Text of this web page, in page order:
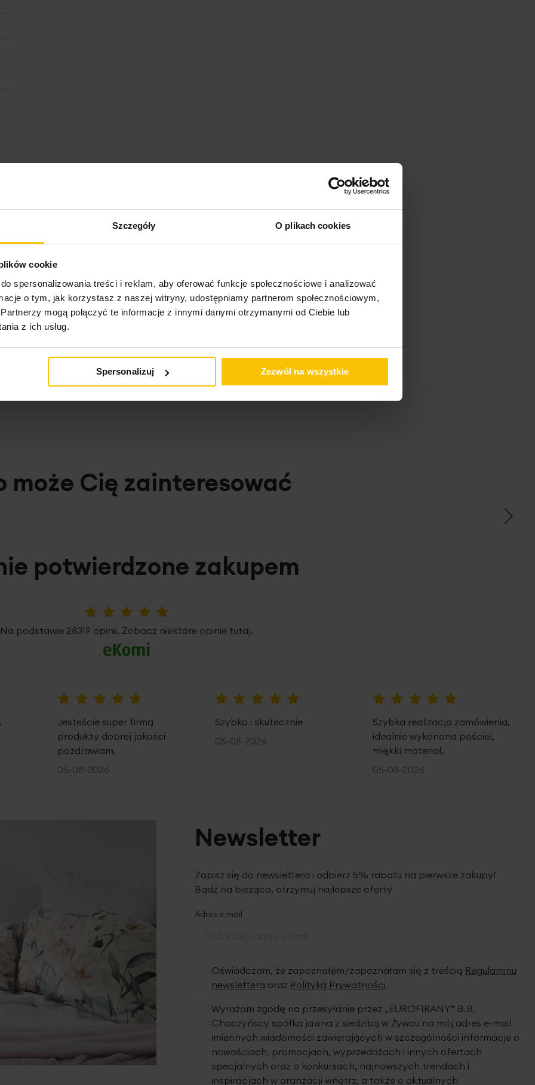
Szczegóły O plikach cookies
cookie
spersonalizowania treści i reklam, aby oferować funkcje społecznościowe i analizować
o tym, jak korzystasz z naszej witryny, udostępniamy partnerom społecznościowym,
mogą połączyć te informacje z innymi danymi otrzymanymi od Ciebie lub
z ich usług.
Spersonalizuj Zezwól na wszystkie
może Cię zainteresować
potwierdzone zakupem
5%
Na podstawie 28319 opinii. Zobacz niektóre opinie tutaj.
Jesteście super firmą
produkty dobrej jakości
pozdrawiam.
05-08-2026
Szybko i skutecznie
05-08-2026
Szybka realizacja zamówienia,
idealnie wykonana pościel,
miękki materiał.
05-08-2026
Newsletter
Zapisz się do newslettera i odbierz 5% rabatu na pierwsze zakupy!
Bądź na bieżąco, otrzymuj najlepsze oferty
Adres e-mail
Oświadczam, że zapoznałem/zapoznałam się z treścią Regulaminu
newslettera oraz Polityką Prywatności.
Wyrażam zgodę na przesyłanie przez „EUROFIRANY” B.B.
Choczyńscy spółka jawna z siedzibą w Żywcu na mój adres e-mail
imiennych wiadomości zawierających w szczególności informacje o
nowościach, promocjach, wyprzedażach i innych ofertach
specjalnych oraz o konkursach, najnowszych trendach i
inspiracjach w aranżacji wnętrz, a także o aktualnych